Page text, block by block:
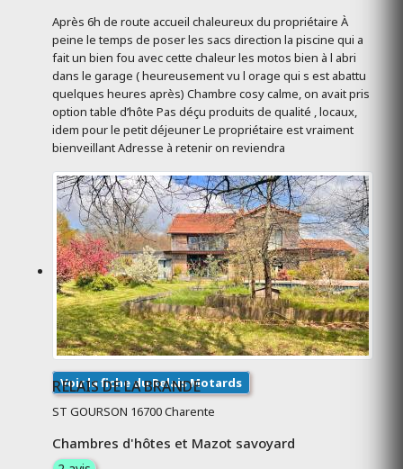
Après 6h de route accueil chaleureux du propriétaire À
peine le temps de poser les sacs direction la piscine qui a
fait un bien fou avec cette chaleur les motos bien à l abri
dans le garage ( heureusement vu l orage qui s est abattu
quelques heures après) Chambre cosy calme, on avait pris
option table d’hôte Pas déçu produits de qualité , locaux,
idem pour le petit déjeuner Le propriétaire est vraiment
bienveillant Adresse à retenir on reviendra
Voir la fiche du Relais Motards
RELAIS DE LA BRANDE
ST GOURSON 16700 Charente
Chambres d'hôtes et Mazot savoyard